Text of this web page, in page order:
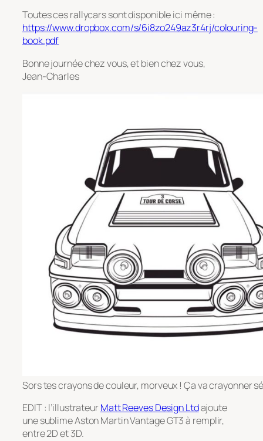
Toutes ces rallycars sont disponible ici même :
https://www.dropbox.com/s/6i8zo249az3r4rj/colouring-
book.pdf
Bonne journée chez vous, et bien chez vous,
Jean-Charles
Sors tes crayons de couleur, morveux ! Ça va crayonner
EDIT : l’illustrateurMatt Reeves Design Ltdajoute
une sublime Aston Martin Vantage GT3 à remplir,
entre 2D et 3D.